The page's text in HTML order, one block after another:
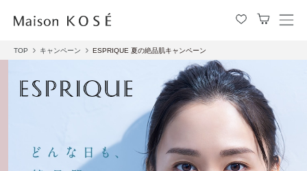
メ
TOP キャンペーン ESPRIQUE 夏の絶品肌キャンペーン